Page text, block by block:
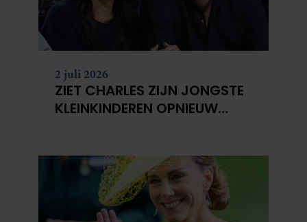
2 juli 2026
ZIET CHARLES ZIJN JONGSTE
KLEINKINDEREN OPNIEUW